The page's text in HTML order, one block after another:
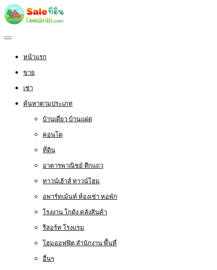
หน้าแรก
ขาย
เช่า
ค้นหาตามประเภท
บ้านเดี่ยว บ้านแฝด
คอนโด
ที่ดิน
อาคารพาณิชย์ ตึกแถว
ทาวน์เฮ้าส์ ทาวน์โฮม
อพาร์ทเม้นท์ ห้องเช่า หอพัก
โรงงาน โกดัง คลังสินค้า
รีสอร์ท โรงแรม
โฮมออฟฟิต สำนักงาน พื้นที่
อื่นๆ